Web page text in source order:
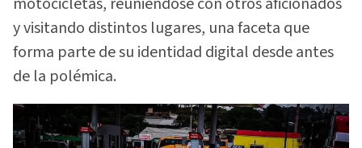
y visitando distintos lugares, una faceta que
forma parte de su identidad digital desde antes
de la polémica.